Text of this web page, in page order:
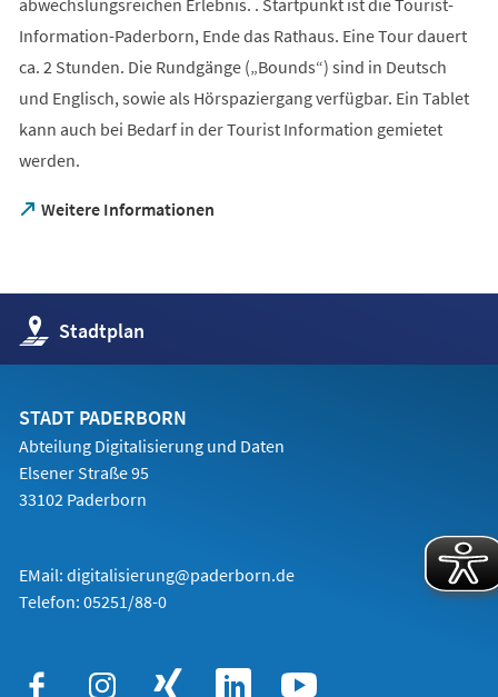
Information-Paderborn, Ende das Rathaus. Eine Tour dauert
ca. 2 Stunden. Die Rundgänge („Bounds“) sind in Deutsch
und Englisch, sowie als Hörspaziergang verfügbar. Ein Tablet
kann auch bei Bedarf in der Tourist Information gemietet
werden.
Weitere Informationen
(Öffnet
Tab)
Stadtplan
(Öffnet
in
einem
Tab)
STADT PADERBORN
Abteilung Digitalisierung und Daten
Elsener Straße 95
33102 Paderborn
EMail: digitalisierung@paderborn.de
Telefon: 05251/88-0